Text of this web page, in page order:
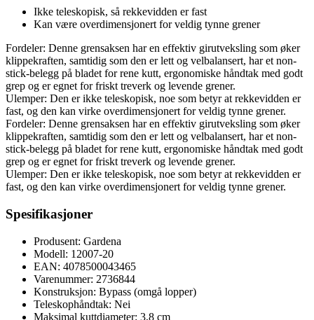
Ikke teleskopisk, så rekkevidden er fast
Kan være overdimensjonert for veldig tynne grener
Fordeler: Denne grensaksen har en effektiv girutveksling som øker
klippekraften, samtidig som den er lett og velbalansert, har et non-
stick-belegg på bladet for rene kutt, ergonomiske håndtak med godt
grep og er egnet for friskt treverk og levende grener.
Ulemper: Den er ikke teleskopisk, noe som betyr at rekkevidden er
fast, og den kan virke overdimensjonert for veldig tynne grener.
Fordeler: Denne grensaksen har en effektiv girutveksling som øker
klippekraften, samtidig som den er lett og velbalansert, har et non-
stick-belegg på bladet for rene kutt, ergonomiske håndtak med godt
grep og er egnet for friskt treverk og levende grener.
Ulemper: Den er ikke teleskopisk, noe som betyr at rekkevidden er
fast, og den kan virke overdimensjonert for veldig tynne grener.
Spesifikasjoner
Produsent: Gardena
Modell: 12007-20
EAN: 4078500043465
Varenummer: 2736844
Konstruksjon: Bypass (omgå lopper)
Teleskophåndtak: Nei
Maksimal kuttdiameter: 3,8 cm